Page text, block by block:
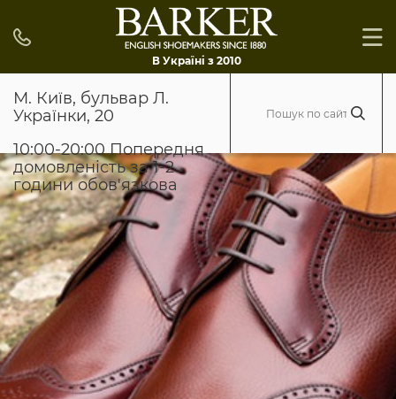
В Україні з 2010
М. Київ, бульвар Л.
Українки, 20
10:00-20:00 Попередня
домовленість за 1-2
години обов'язкова